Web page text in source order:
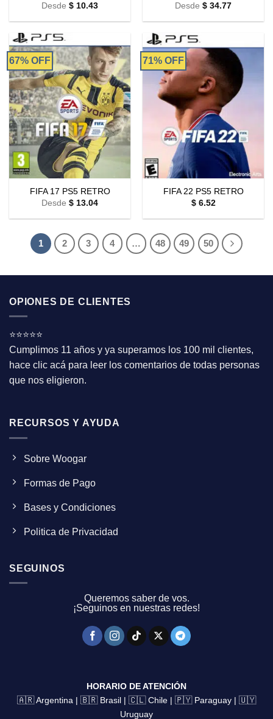
Desde $ 10.43 Desde $ 34.77
67% OFF
FIFA 17 PS5 RETRO
Desde $ 13.04
71% OFF
FIFA 22 PS5 RETRO
$6.52
1 2 3 4 … 48 49 50
OPIONES DE CLIENTES
⭐⭐⭐⭐⭐
Cumplimos 11 años y ya superamos los 100 mil clientes,
hace clic acá para leer los comentarios de todas personas
que nos eligieron.
RECURSOS Y AYUDA
Sobre Woogar
Formas de Pago
Bases y Condiciones
Politica de Privacidad
SEGUINOS
Queremos saber de vos.
¡Seguinos en nuestras redes!
HORARIO DE ATENCIÓN
🇦🇷 Argentina | 🇧🇷 Brasil | 🇨🇱 Chile | 🇵🇾 Paraguay | 🇺🇾
Uruguay